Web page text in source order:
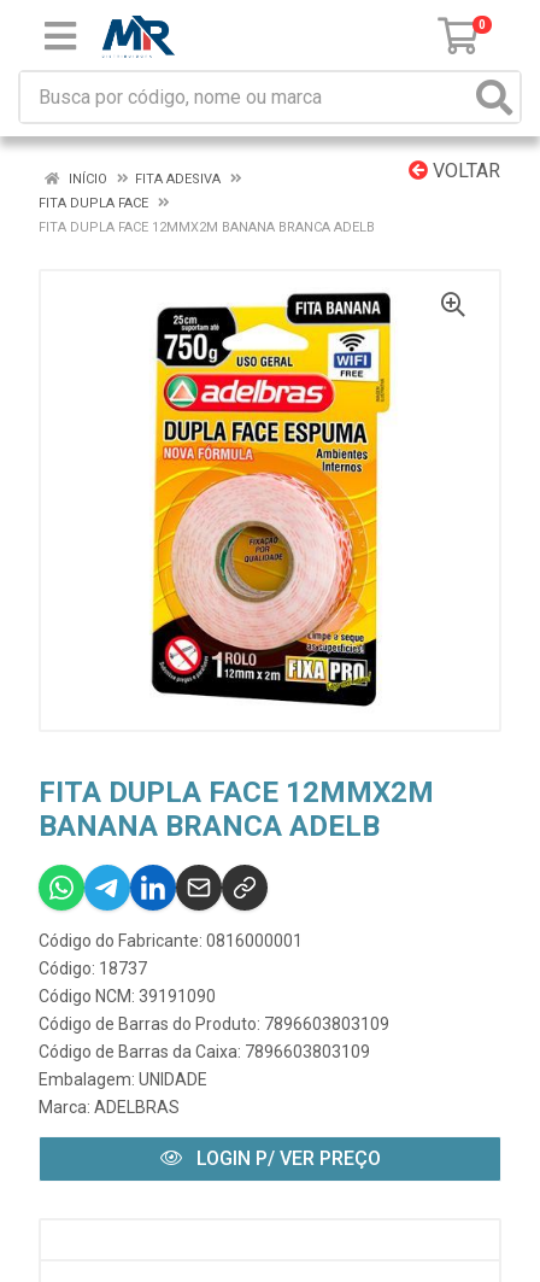
0
VOLTAR
INÍCIO
FITA ADESIVA
FITA DUPLA FACE
FITA DUPLA FACE 12MMX2M BANANA BRANCA ADELB
FITA DUPLA FACE 12MMX2M
BANANA BRANCA ADELB
Código do Fabricante: 0816000001
Código: 18737
Código NCM: 39191090
Código de Barras do Produto: 7896603803109
Código de Barras da Caixa: 7896603803109
Embalagem: UNIDADE
Marca: ADELBRAS
LOGIN P/ VER PREÇO